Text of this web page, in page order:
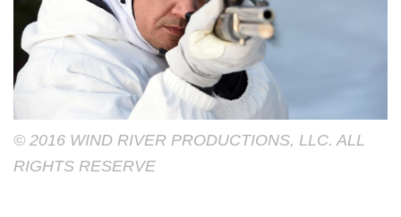
© 2016 WIND RIVER PRODUCTIONS, LLC. ALL
RIGHTS RESERVE